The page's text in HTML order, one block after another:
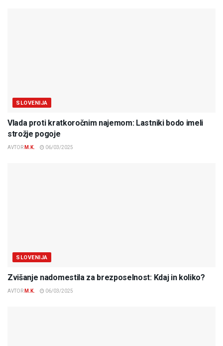
SLOVENIJA
Vlada proti kratkoročnim najemom: Lastniki bodo imeli
strožje pogoje
AVTOR M.K. 06/03/2025
SLOVENIJA
Zvišanje nadomestila za brezposelnost: Kdaj in koliko?
AVTOR M.K. 06/03/2025